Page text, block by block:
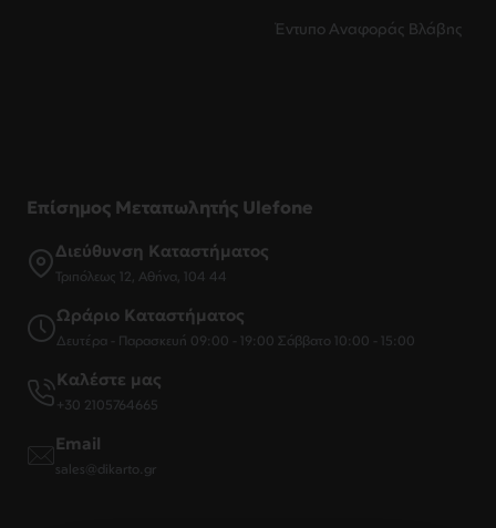
Έντυπο Αναφοράς Βλάβης
Επίσημος Μεταπωλητής Ulefone
Διεύθυνση Καταστήματος
Τριπόλεως 12, Αθήνα, 104 44
Ωράριο Καταστήματος
Δευτέρα - Παρασκευή 09:00 - 19:00 Σάββατο 10:00 - 15:00
Καλέστε μας
+30 2105764665
Email
sales@dikarto.gr